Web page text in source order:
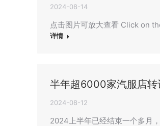
2024-08-14
点击图片可放大查看 Click on
详情
半年超6000家汽服店转
2024-08-12
2024上半年已经结束一个多月